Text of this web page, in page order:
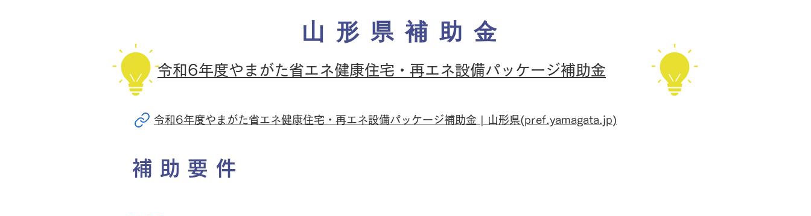
山形県補助金
令和6年度やまがた省エネ健康住宅・再エネ設備パッケージ補助金
令和6年度やまがた省エネ健康住宅・再エネ設備パッケージ補助金 | 山形県(pref.yamagata.jp)
補助要件